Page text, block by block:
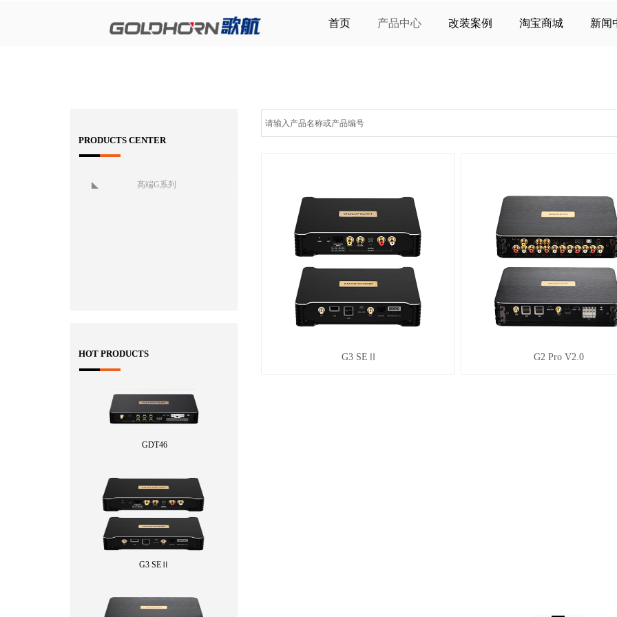
首页 产品中心 改装案例 淘宝商城 新闻
PRODUCTS CENTER
G3 SEⅡ G2 Pro V2.0
高端G系列
HOT PRODUCTS
GDT46
G3 SEⅡ